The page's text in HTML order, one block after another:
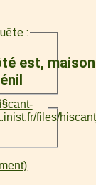
:
est, maison